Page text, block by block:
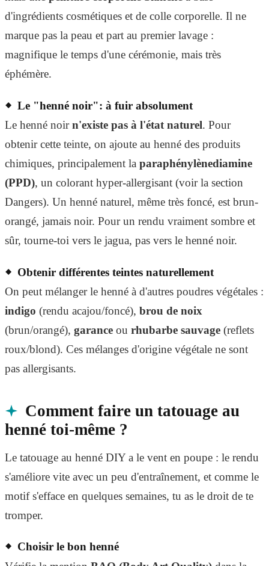
d'ingrédients cosmétiques et de colle corporelle. Il ne
marque pas la peau et part au premier lavage :
magnifique le temps d'une cérémonie, mais très
éphémère.
Le "henné noir": à fuir absolument
Le henné noirn'existe pas à l'état naturel. Pour
obtenir cette teinte, on ajoute au henné des produits
chimiques, principalement la paraphénylènediamine
(PPD), un colorant hyper-allergisant (voir la section
Dangers). Un henné naturel, même très foncé, est brun-
orangé, jamais noir. Pour un rendu vraiment sombre et
sûr, tourne-toi vers le jagua, pas vers le henné noir.
Obtenir différentes teintes naturellement
On peut mélanger le henné à d'autres poudres végétales :
indigo (rendu acajou/foncé), brou de noix
(brun/orangé), garance ou rhubarbe sauvage (reflets
roux/blond). Ces mélanges d'origine végétale ne sont
pas allergisants.
Comment faire un tatouage au
henné toi-même ?
Le tatouage au henné DIY a le vent en poupe : le rendu
s'améliore vite avec un peu d'entraînement, et comme le
motif s'efface en quelques semaines, tu as le droit de te
tromper.
Choisir le bon henné